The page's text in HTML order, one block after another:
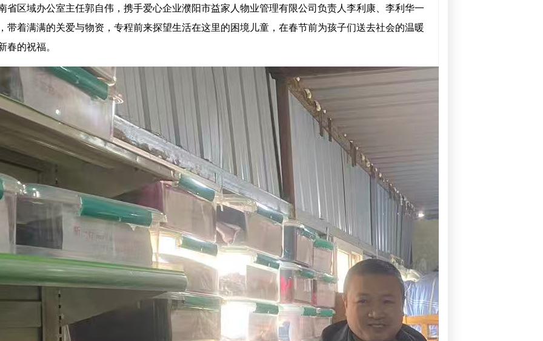
省区域办公室主任郭自伟，携手爱心企业濮阳市益家人物业管理有限公司负责人李利康、李利华一
带着满满的关爱与物资，专程前来探望生活在这里的困境儿童，在春节前为孩子们送去社会的温暖
春的祝福。